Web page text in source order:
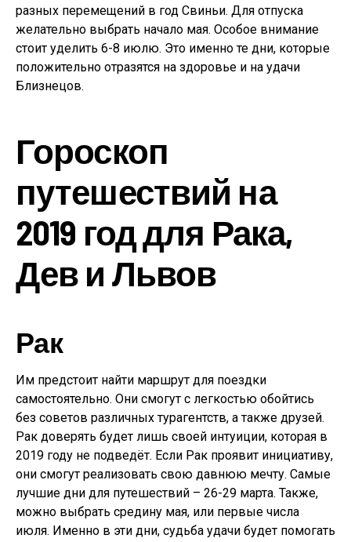
разных перемещений в год Свиньи. Для отпуска
желательно выбрать начало мая. Особое внимание
стоит уделить 6-8 июлю. Это именно те дни, которые
положительно отразятся на здоровье и на удачи
Близнецов.
Гороскоп
путешествий на
2019 год для Рака,
Дев и Львов
Рак
Им предстоит найти маршрут для поездки
самостоятельно. Они смогут с легкостью обойтись
без советов различных турагентств, а также друзей.
Рак доверять будет лишь своей интуиции, которая в
2019 году не подведёт. Если Рак проявит инициативу,
они смогут реализовать свою давнюю мечту. Самые
лучшие дни для путешествий – 26-29 марта. Также,
можно выбрать средину мая, или первые числа
июля. Именно в эти дни, судьба удачи будет помогать